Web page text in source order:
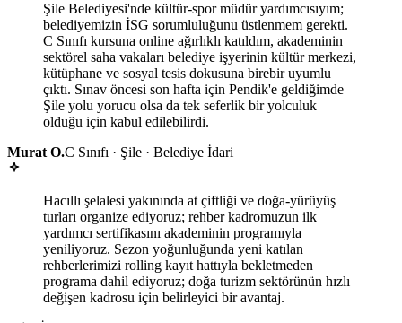
Şile Belediyesi'nde kültür-spor müdür yardımcısıyım;
belediyemizin İSG sorumluluğunu üstlenmem gerekti.
C Sınıfı kursuna online ağırlıklı katıldım, akademinin
sektörel saha vakaları belediye işyerinin kültür merkezi,
kütüphane ve sosyal tesis dokusuna birebir uyumlu
çıktı. Sınav öncesi son hafta için Pendik'e geldiğimde
Şile yolu yorucu olsa da tek seferlik bir yolculuk
olduğu için kabul edilebilirdi.
Murat O.C Sınıfı · Şile · Belediye İdari
Hacıllı şelalesi yakınında at çiftliği ve doğa-yürüyüş
turları organize ediyoruz; rehber kadromuzun ilk
yardımcı sertifikasını akademinin programıyla
yeniliyoruz. Sezon yoğunluğunda yeni katılan
rehberlerimizi rolling kayıt hattıyla bekletmeden
programa dahil ediyoruz; doğa turizm sektörünün hızlı
değişen kadrosu için belirleyici bir avantaj.